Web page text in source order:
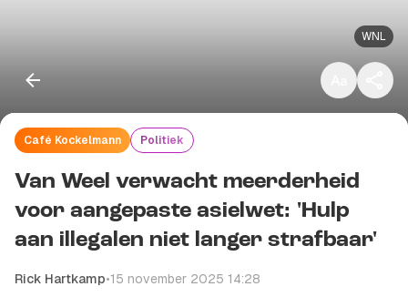
WNL
Café Kockelmann Politiek
Van Weel verwacht meerderheid
voor aangepaste asielwet: 'Hulp
aan illegalen niet langer strafbaar'
Rick Hartkamp•15 november 2025 14:28